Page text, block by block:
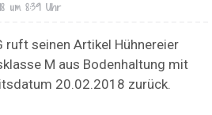
um 8:39 Uhr
ruft seinen Artikel Hühnereier
M aus Bodenhaltung mit
20.02.2018 zurück.